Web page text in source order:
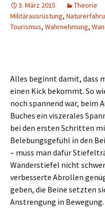
3. März 2015 Theorie
Militärausrüstung,
Tourismus, Wahrnehmung,
Alles beginnt damit, dass
einen Kick bekommt. So
noch spannend war, beim
Buches ein viszerales
bei den ersten Schritten
Belebungsgefühl in den
– muss man dafür
Wanderstiefel nicht
verbesserte Abrollen
geben, die Beine setzten
Anstrengung in Bewegung.